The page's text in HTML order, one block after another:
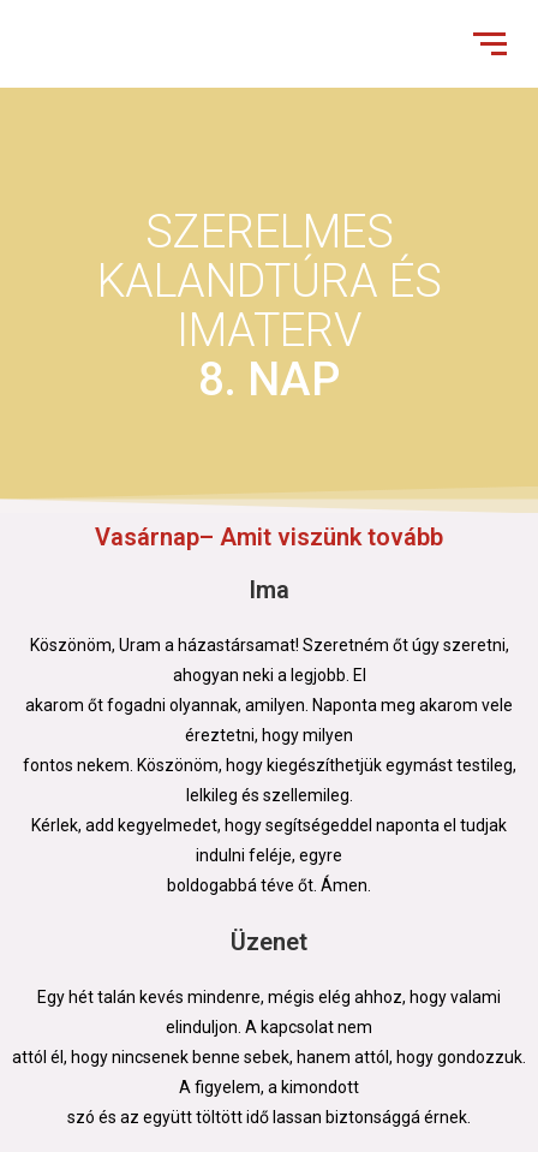
SZERELMES
KALANDTÚRA ÉS
IMATERV
8. NAP
Vasárnap– Amit viszünk tovább
Ima
Köszönöm, Uram a házastársamat! Szeretném őt úgy szeretni,
ahogyan neki a legjobb. El
akarom őt fogadni olyannak, amilyen. Naponta meg akarom vele
éreztetni, hogy milyen
fontos nekem. Köszönöm, hogy kiegészíthetjük egymást testileg,
lelkileg és szellemileg.
Kérlek, add kegyelmedet, hogy segítségeddel naponta el tudjak
indulni feléje, egyre
boldogabbá téve őt. Ámen.
Üzenet
Egy hét talán kevés mindenre, mégis elég ahhoz, hogy valami
elinduljon. A kapcsolat nem
attól él, hogy nincsenek benne sebek, hanem attól, hogy gondozzuk.
A figyelem, a kimondott
szó és az együtt töltött idő lassan biztonsággá érnek.